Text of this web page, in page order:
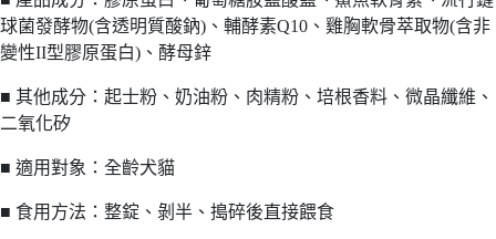
球菌發酵物(含透明質酸鈉)、輔酵素Q10、雞胸軟骨萃取物(含非
變性II型膠原蛋白)、酵母鋅
■ 其他成分：起士粉、奶油粉、肉精粉、培根香料、微晶纖維、
二氧化矽
■ 適用對象：全齡犬貓
■ 食用方法：整錠、剝半、搗碎後直接餵食